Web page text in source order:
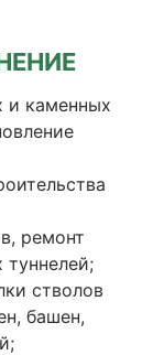
и каменных
ремонт
стволов
башен,